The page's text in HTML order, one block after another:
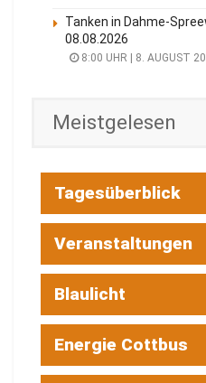
Tanken in Dahme-
08.08.2026
8:00 UHR | 8. AUGUST
Meistgelesen
Tagesüberblick
Veranstaltungen
Blaulicht
Energie Cottbus